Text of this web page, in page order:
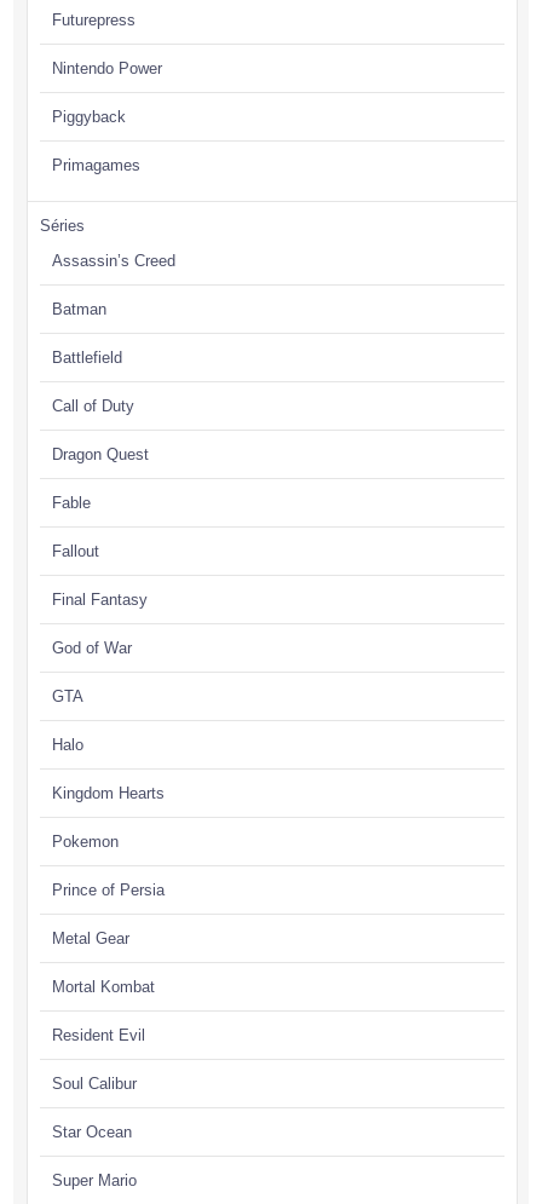
Futurepress
Nintendo Power
Piggyback
Primagames
Séries
Assassin’s Creed
Batman
Battlefield
Call of Duty
Dragon Quest
Fable
Fallout
Final Fantasy
God of War
GTA
Halo
Kingdom Hearts
Pokemon
Prince of Persia
Metal Gear
Mortal Kombat
Resident Evil
Soul Calibur
Star Ocean
Super Mario